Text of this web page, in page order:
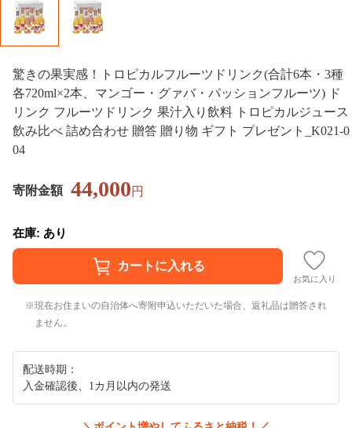
驚きの果実感！トロピカルフルーツドリンク(合計6本・3種
各720ml×2本、マンゴー・グァバ・パッションフルーツ) ド
リンク フルーツドリンク 果汁入り飲料 トロピカルジュース
飲み比べ 詰め合わせ 贈答 贈り物 ギフト プレゼント_K021-0
04
寄附金額 44,000円
在庫: あり
お気に入り
現在お住まいの自治体へ寄附申込いただいた場合、返礼品は贈答され
ません。
配送時期：
入金確認後、1カ月以内の発送